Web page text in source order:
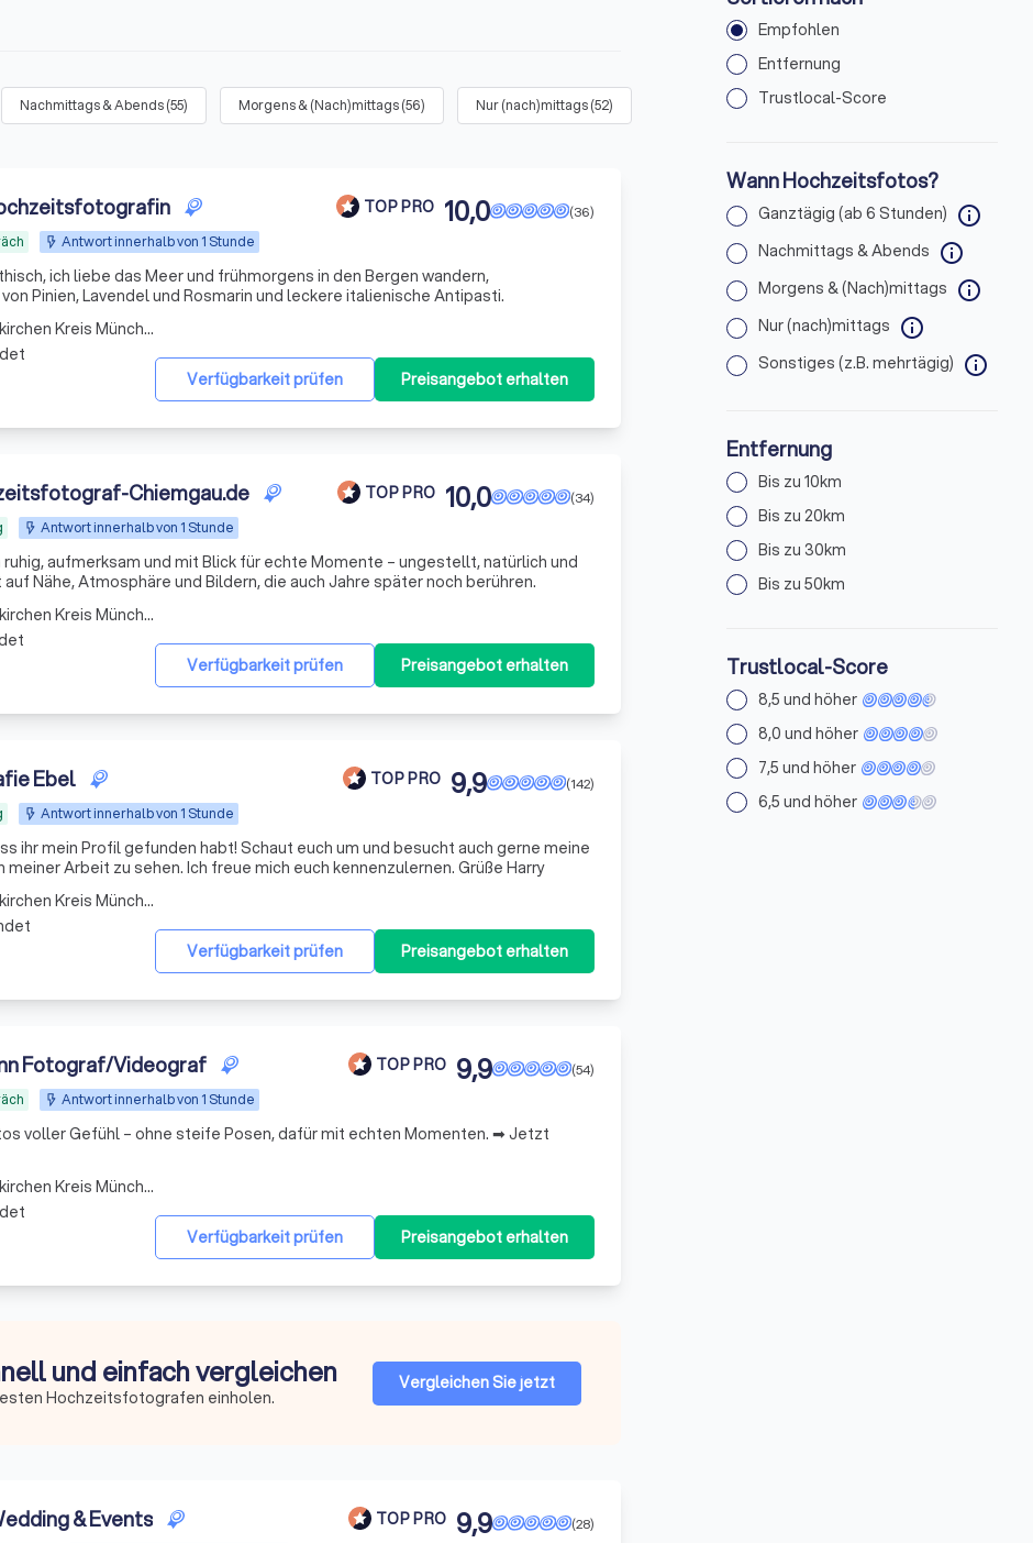
Nachmittags & Abends(55) Morgens & (Nach)mittags(56) Nur (nach)mittags(52) Sonstiges (z.B. mehrtägig)(50)
TOP PRO
Antwort innerhalb von 1 Stunde
(36)
10,0
ich liebe das Meer und frühmorgens in den Bergen wandern,
Pinien, Lavendel und Rosmarin und leckere italienische Antipasti.
Verfügbarkeit prüfen Preisangebot erhalten
Arbeitsbereich Taufkirchen Kreis München
Chiemgau.de TOP PRO
Antwort innerhalb von 1 Stunde
(34)
10,0
aufmerksam und mit Blick für echte Momente – ungestellt, natürlich und
Nähe, Atmosphäre und Bildern, die auch Jahre später noch berühren.
Verfügbarkeit prüfen Preisangebot erhalten
Arbeitsbereich Taufkirchen Kreis München
Ebel TOP PRO
Antwort innerhalb von 1 Stunde
(142)
9,9
ihr mein Profil gefunden habt! Schaut euch um und besucht auch gerne meine
Arbeit zu sehen. Ich freue mich euch kennenzulernen. Grüße Harry
Verfügbarkeit prüfen Preisangebot erhalten
Arbeitsbereich Taufkirchen Kreis München
Fotograf/Videograf TOP PRO
Antwort innerhalb von 1 Stunde
(54)
9,9
Gefühl – ohne steife Posen, dafür mit echten Momenten. ➡ Jetzt
Verfügbarkeit prüfen Preisangebot erhalten
Arbeitsbereich Taufkirchen Kreis München
und einfach vergleichen
Hochzeitsfotografen einholen.
Vergleichen Sie jetzt
& Events TOP PRO (28)
9,9
Empfohlen
Entfernung
Trustlocal-Score
Wann Hochzeitsfotos?
Ganztägig (ab 6 Stunden) info
Nachmittags & Abends info
Morgens & (Nach)mittags info
Nur (nach)mittags info
Sonstiges (z.B. mehrtägig) info
Entfernung
Bis zu 10km
Bis zu 20km
Bis zu 30km
Bis zu 50km
Trustlocal-Score
8,5 und höher
8,0 und höher
7,5 und höher
6,5 und höher